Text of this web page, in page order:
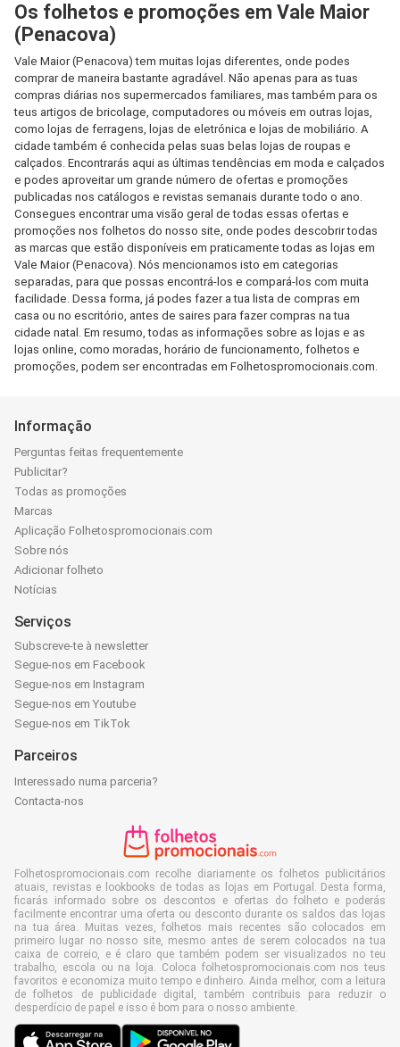
Os folhetos e promoções em Vale Maior
(Penacova)
Vale Maior (Penacova) tem muitas lojas diferentes, onde podes
comprar de maneira bastante agradável. Não apenas para as tuas
compras diárias nos supermercados familiares, mas também para os
teus artigos de bricolage, computadores ou móveis em outras lojas,
como lojas de ferragens, lojas de eletrónica e lojas de mobiliário. A
cidade também é conhecida pelas suas belas lojas de roupas e
calçados. Encontrarás aqui as últimas tendências em moda e calçados
e podes aproveitar um grande número de ofertas e promoções
publicadas nos catálogos e revistas semanais durante todo o ano.
Consegues encontrar uma visão geral de todas essas ofertas e
promoções nos folhetos do nosso site, onde podes descobrir todas
as marcas que estão disponíveis em praticamente todas as lojas em
Vale Maior (Penacova). Nós mencionamos isto em categorias
separadas, para que possas encontrá-los e compará-los com muita
facilidade. Dessa forma, já podes fazer a tua lista de compras em
casa ou no escritório, antes de saires para fazer compras na tua
cidade natal. Em resumo, todas as informações sobre as lojas e as
lojas online, como moradas, horário de funcionamento, folhetos e
promoções, podem ser encontradas em Folhetospromocionais.com.
Informação
Perguntas feitas frequentemente
Publicitar?
Todas as promoções
Marcas
Aplicação Folhetospromocionais.com
Sobre nós
Adicionar folheto
Notícias
Serviços
Subscreve-te à newsletter
Segue-nos em Facebook
Segue-nos em Instagram
Segue-nos em Youtube
Segue-nos em TikTok
Parceiros
Interessado numa parceria?
Contacta-nos
Folhetospromocionais.com recolhe diariamente os folhetos publicitários
atuais, revistas e lookbooks de todas as lojas em Portugal. Desta forma,
ficarás informado sobre os descontos e ofertas do folheto e poderás
facilmente encontrar uma oferta ou desconto durante os saldos das lojas
na tua área. Muitas vezes, folhetos mais recentes são colocados em
primeiro lugar no nosso site, mesmo antes de serem colocados na tua
caixa de correio, e é claro que também podem ser visualizados no teu
trabalho, escola ou na loja. Coloca folhetospromocionais.com nos teus
favoritos e economiza muito tempo e dinheiro. Ainda melhor, com a leitura
de folhetos de publicidade digital, também contribuis para reduzir o
desperdício de papel e isso é bom para o nosso ambiente.